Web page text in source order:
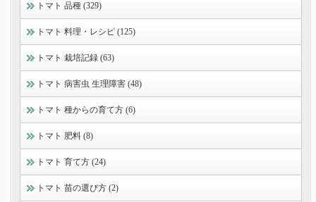
トマト 品種 (329)
トマト 料理・レシピ (125)
トマト 栽培記録 (63)
トマト 病害虫 生理障害 (48)
トマト 種からの育て方 (6)
トマト 肥料 (8)
トマト 育て方 (24)
トマト 苗の選び方 (2)